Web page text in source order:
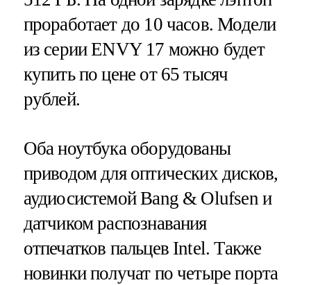
проработает до 10 часов. Модели
из серии ENVY 17 можно будет
купить по цене от 65 тысяч
рублей.
Оба ноутбука оборудованы
приводом для оптических дисков,
аудиосистемой Bang & Olufsen и
датчиком распознавания
отпечатков пальцев Intel. Также
новинки получат по четыре порта